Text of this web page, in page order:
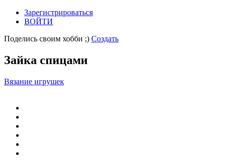
Зарегистрироваться
ВОЙТИ
Поделись своим хобби ;) Создать
Зайка спицами
Вязание игрушек